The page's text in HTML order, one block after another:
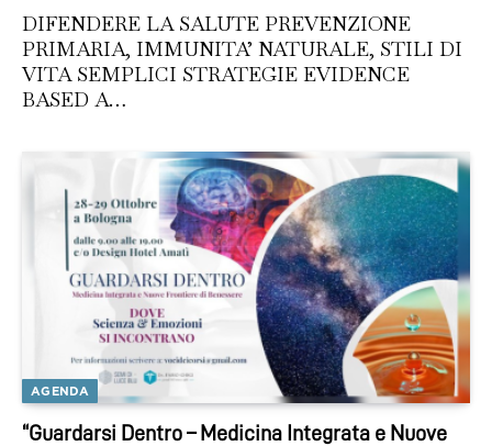
DIFENDERE LA SALUTE PREVENZIONE
PRIMARIA, IMMUNITA’ NATURALE, STILI DI
VITA SEMPLICI STRATEGIE EVIDENCE
BASED A…
AGENDA
“Guardarsi Dentro – Medicina Integrata e Nuove